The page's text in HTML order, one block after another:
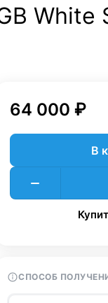
White
64 000 ₽
В
СПОСОБ